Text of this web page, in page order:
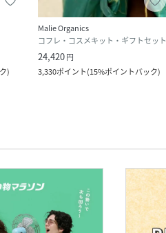
)
Malie Organics
コフレ・コスメキット・ギフトセット
24,420円
3,330ポイント(15%ポイントバック)